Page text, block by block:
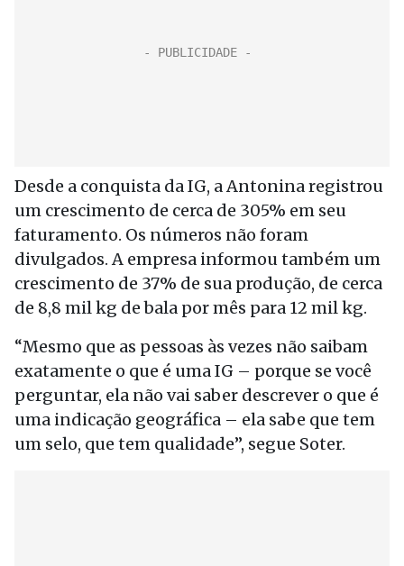
Desde a conquista da IG, a Antonina registrou
um crescimento de cerca de 305% em seu
faturamento. Os números não foram
divulgados. A empresa informou também um
crescimento de 37% de sua produção, de cerca
de 8,8 mil kg de bala por mês para 12 mil kg.
“Mesmo que as pessoas às vezes não saibam
exatamente o que é uma IG – porque se você
perguntar, ela não vai saber descrever o que é
uma indicação geográfica – ela sabe que tem
um selo, que tem qualidade”, segue Soter.